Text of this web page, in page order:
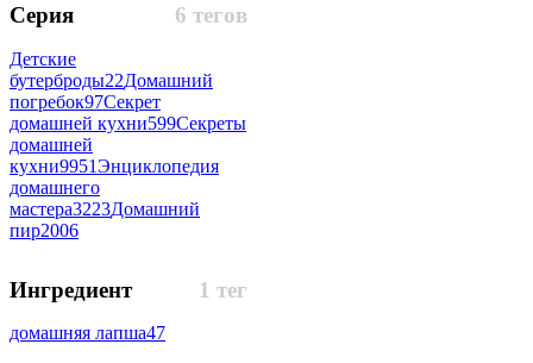
6 тегов
Серия
Детские
бутерброды22Домашний
погребок97Секрет
домашней кухни599Секреты
домашней
кухни9951Энциклопедия
домашнего
мастера3223Домашний
пир2006
1 тег
Ингредиент
домашняя лапша47